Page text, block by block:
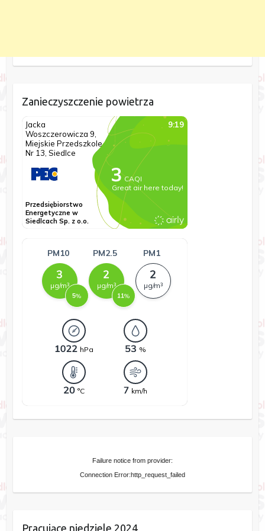
Zanieczyszczenie powietrza
Failure notice from provider:
Connection Error:http_request_failed
Pracujące niedziele 2024